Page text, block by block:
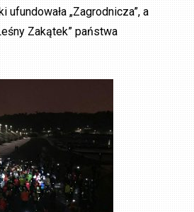
ufundowała „Zagrodnicza”, a
Zakątek” państwa